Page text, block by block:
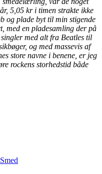
5,05 kr i timen strakte ikke
og plade byt til min stigende
en pladesamling der på
med alt fra Beatles til
og med massevis af
store navne i benene, er jeg
rockens storhedstid både